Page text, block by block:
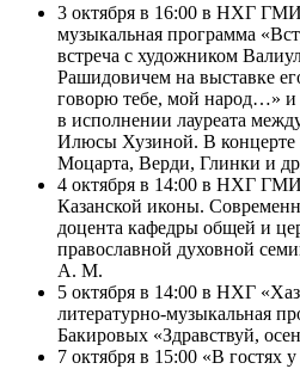
3 октября в 16:00 в НХГ
музыкальная программа
встреча с художником
Рашидовичем на выставке
говорю тебе, мой народ…» и
в исполнении лауреата
Илюсы Хузиной. В концерте
Моцарта, Верди, Глинки и
4 октября в 14:00 в НХГ
Казанской иконы.
доцента кафедры общей и
православной духовной
А. М.
5 октября в 14:00 в НХГ
литературно-музыкальная
Бакировых «Здравствуй,
7 октября в 15:00 «В